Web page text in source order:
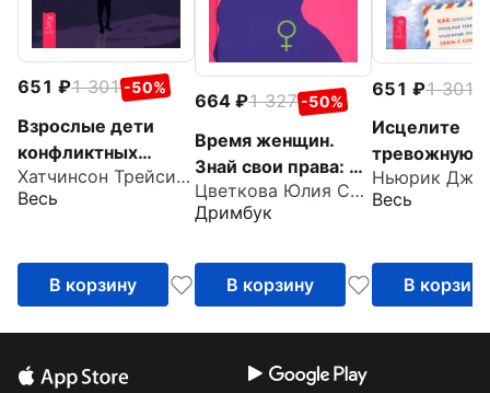
651 1 301 -50%
Взрослые дети
конфликтных
родителей. Как
освободиться от
травмы
Хатчинсон Трейси С.
Весь
В корзину
664 1 327 -50%
Время женщин.
Знай свои права: от
харассмента до
ЭКО
Цветкова Юлия Сергеевна
Дримбук
В корзину
651 1 301
Исцелите
тревожную
отпустить
выстроить
надежные
отношения
Ньюрик
Весь
В корзину